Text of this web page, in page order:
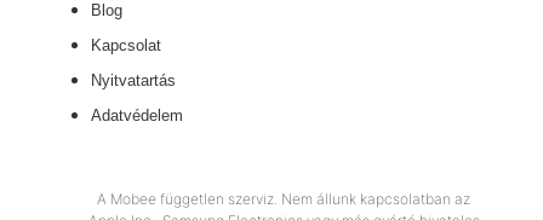
Blog
Kapcsolat
Nyitvatartás
Adatvédelem
A Mobee független szerviz. Nem állunk kapcsolatban az